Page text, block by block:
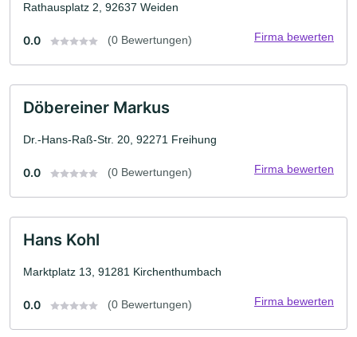
Rathausplatz 2, 92637 Weiden
0.0 (0 Bewertungen) Firma bewerten
Döbereiner Markus
Dr.-Hans-Raß-Str. 20, 92271 Freihung
0.0 (0 Bewertungen) Firma bewerten
Hans Kohl
Marktplatz 13, 91281 Kirchenthumbach
0.0 (0 Bewertungen) Firma bewerten